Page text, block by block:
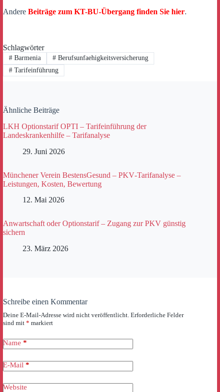
Andere Beiträge zum KT-BU-Übergang finden Sie hier.
Schlagwörter
#Barmenia #Berufsunfaehigkeitsversicherung
#Tarifeinführung
Ähnliche Beiträge
LKH Optionstarif OPTI – Tarifeinführung der
Landeskrankenhilfe – Tarifanalyse
29. Juni 2026
Münchener Verein BestensGesund – PKV‑Tarifanalyse –
Leistungen, Kosten, Bewertung
12. Mai 2026
Anwartschaft oder Optionstarif – Zugang zur PKV günstig
sichern
23. März 2026
Schreibe einen Kommentar
Deine E-Mail-Adresse wird nicht veröffentlicht. Erforderliche Felder
sind mit * markiert
Name *
E-Mail *
Website